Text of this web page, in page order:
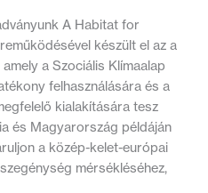
A Habitat for
készült el az a
a Szociális Klímaalap
felhasználására és a
kialakítására tesz
és Magyarország példáján
a közép-kelet-európai
mérsékléséhez,